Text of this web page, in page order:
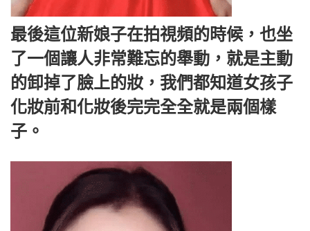
最後這位新娘子在拍視頻的時候，也坐
了一個讓人非常難忘的舉動，就是主動
的卸掉了臉上的妝，我們都知道女孩子
化妝前和化妝後完完全全就是兩個樣
子。